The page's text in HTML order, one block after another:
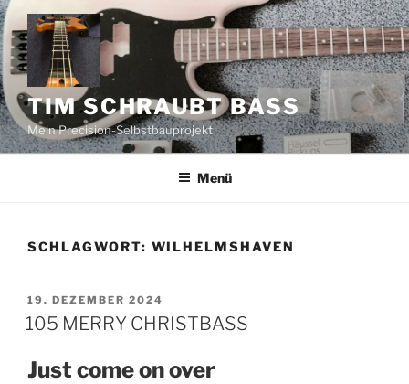
Zum
Inhalt
springen
TIM SCHRAUBT BASS
Mein Precision-Selbstbauprojekt
Menü
SCHLAGWORT: WILHELMSHAVEN
VERÖFFENTLICHT
AM
19. DEZEMBER 2024
105 MERRY CHRISTBASS
Just come on over